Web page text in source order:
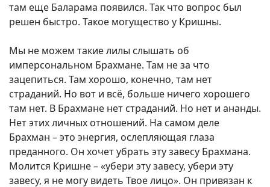
там еще Баларама появился. Так что вопрос был
решен быстро. Такое могущество у Кришны.
Мы не можем такие лилы слышать об
имперсональном Брахмане. Там не за что
зацепиться. Там хорошо, конечно, там нет
страданий. Но вот и всё, больше ничего хорошего
там нет. В Брахмане нет страданий. Но нет и ананды.
Нет этих личных отношений. На самом деле
Брахман – это энергия, ослепляющая глаза
преданного. Он хочет убрать эту завесу Брахмана.
Молится Кришне – «убери эту завесу, убери эту
завесу, я не могу видеть Твое лицо». Он привязан к